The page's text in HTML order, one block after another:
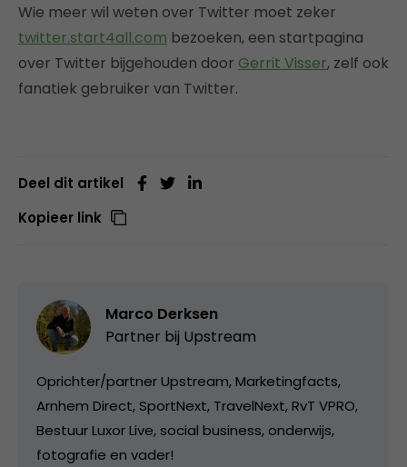
Wie meer wil weten over Twitter moet zeker
twitter.start4all.com bezoeken, een startpagina
over Twitter bijgehouden door Gerrit Visser, zelf ook
fanatiek gebruiker van Twitter.
Deel dit artikel
Kopieer link
Marco Derksen
Partner bij Upstream
Oprichter/partner Upstream, Marketingfacts,
Arnhem Direct, SportNext, TravelNext, RvT VPRO,
Bestuur Luxor Live, social business, onderwijs,
fotografie en vader!